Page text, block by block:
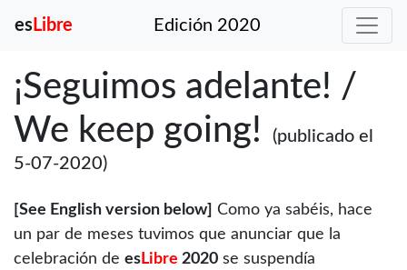
es Libre Edición 2020
¡Seguimos adelante! /
We keep going!
(publicado el
5-07-2020)
[See English version below] Como ya sabéis, hace
un par de meses tuvimos que anunciar que la
celebración de esLibre 2020 se suspendía